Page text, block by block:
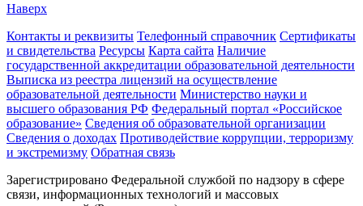
Наверх
Контакты и реквизиты Телефонный справочник Сертификаты
и свидетельства Ресурсы Карта сайта Наличие
государственной аккредитации образовательной деятельности
Выписка из реестра лицензий на осуществление
образовательной деятельности Министерствo науки и
высшего образования РФ Федеральный портал «Российское
образование» Сведения об образовательной организации
Сведения о доходах Противодействие коррупции, терроризму
и экстремизму Обратная связь
Зарегистрировано Федеральной службой по надзору в сфере
связи, информационных технологий и массовых